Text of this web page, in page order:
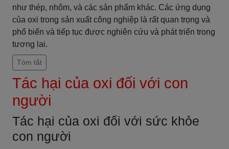
như thép, nhôm, và các sản phẩm khác. Các ứng dụng
của oxi trong sản xuất công nghiệp là rất quan trọng và
phổ biến và tiếp tục được nghiên cứu và phát triển trong
tương lai.
Tóm tắt
Tác hại của oxi đối với con
người
Tác hại của oxi đối với sức khỏe
con người